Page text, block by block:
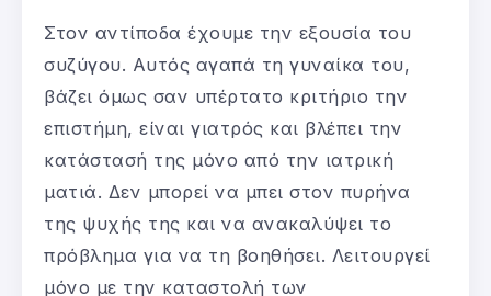
Στον αντίποδα έχουμε την εξουσία του
συζύγου. Αυτός αγαπά τη γυναίκα του,
βάζει όμως σαν υπέρτατο κριτήριο την
επιστήμη, είναι γιατρός και βλέπει την
κατάστασή της μόνο από την ιατρική
ματιά. Δεν μπορεί να μπει στον πυρήνα
της ψυχής της και να ανακαλύψει το
πρόβλημα για να τη βοηθήσει. Λειτουργεί
μόνο με την καταστολή των